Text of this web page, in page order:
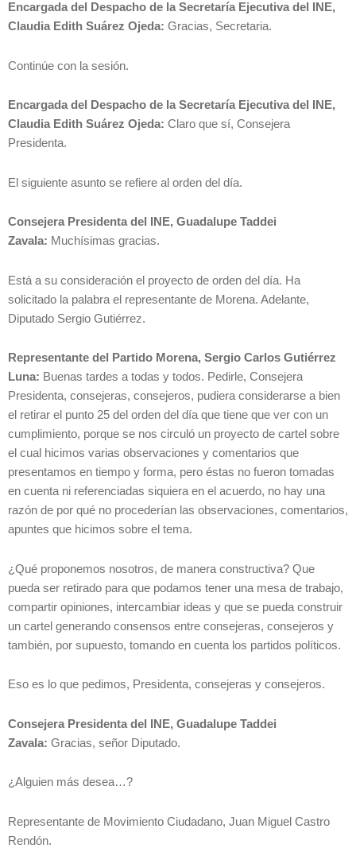
Encargada del Despacho de la Secretaría Ejecutiva del INE,
Claudia Edith Suárez Ojeda: Gracias, Secretaria.
Continúe con la sesión.
Encargada del Despacho de la Secretaría Ejecutiva del INE,
Claudia Edith Suárez Ojeda: Claro que sí, Consejera
Presidenta.
El siguiente asunto se refiere al orden del día.
Consejera Presidenta del INE, Guadalupe Taddei
Zavala: Muchísimas gracias.
Está a su consideración el proyecto de orden del día. Ha
solicitado la palabra el representante de Morena. Adelante,
Diputado Sergio Gutiérrez.
Representante del Partido Morena, Sergio Carlos Gutiérrez
Luna: Buenas tardes a todas y todos. Pedirle, Consejera
Presidenta, consejeras, consejeros, pudiera considerarse a bien
el retirar el punto 25 del orden del día que tiene que ver con un
cumplimiento, porque se nos circuló un proyecto de cartel sobre
el cual hicimos varias observaciones y comentarios que
presentamos en tiempo y forma, pero éstas no fueron tomadas
en cuenta ni referenciadas siquiera en el acuerdo, no hay una
razón de por qué no procederían las observaciones, comentarios,
apuntes que hicimos sobre el tema.
¿Qué proponemos nosotros, de manera constructiva? Que
pueda ser retirado para que podamos tener una mesa de trabajo,
compartir opiniones, intercambiar ideas y que se pueda construir
un cartel generando consensos entre consejeras, consejeros y
también, por supuesto, tomando en cuenta los partidos políticos.
Eso es lo que pedimos, Presidenta, consejeras y consejeros.
Consejera Presidenta del INE, Guadalupe Taddei
Zavala: Gracias, señor Diputado.
¿Alguien más desea…?
Representante de Movimiento Ciudadano, Juan Miguel Castro
Rendón.